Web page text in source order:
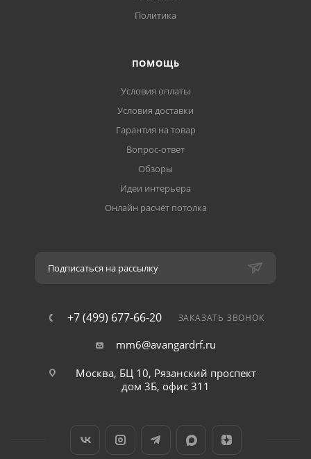
Политика
ПОМОЩЬ
Условия оплаты
Условия доставки
Гарантия на товар
Вопрос-ответ
Обзоры
Идеи интерьера
Онлайн расчёт потолка
Подписаться на рассылку
+7 (499) 677-66-20 ЗАКАЗАТЬ ЗВОНОК
mm6@avangardrf.ru
Москва, БЦ 10, Рязанский проспект
дом 3Б, офис 311